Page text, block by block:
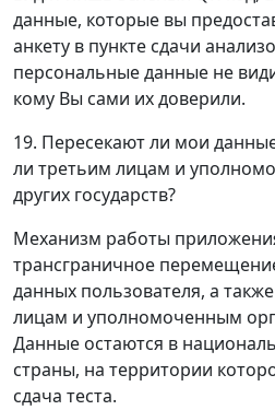
данные, которые вы
анкету в пункте сдачи
персональные данные не
кому Вы сами их доверили.
19. Пересекают ли мои
ли третьим лицам и
других государств?
Механизм работы
трансграничное
данных пользователя, а
лицам и уполномоченным
Данные остаются в
страны, на территории
сдача теста.